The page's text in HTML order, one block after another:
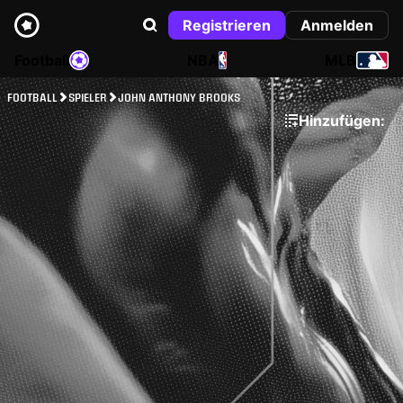
Registrieren
Anmelden
NBA
FOOTBALL SPIELER JOHN ANTHONY BROOKS
Hinzufügen: